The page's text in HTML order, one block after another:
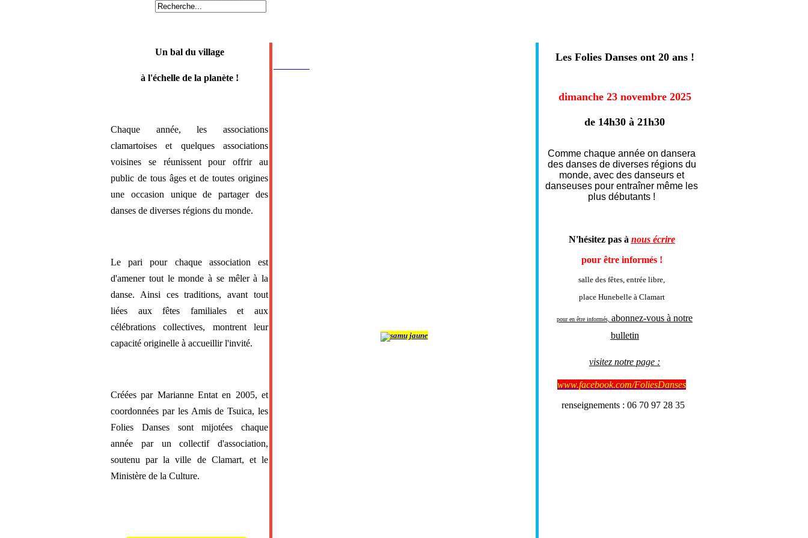
Un bal du village
à l'échelle de la planète !
Chaque année, les associations
clamartoises et quelques associations
voisines se réunissent pour offrir au
public de tous âges et de toutes origines
une occasion unique de partager des
danses de diverses régions du monde.
Le pari pour chaque association est
d'amener tout le monde à se mêler à la
danse. Ainsi ces traditions, avant tout
liées aux fêtes familiales et aux
célébrations collectives, montrent leur
capacité originelle à accueillir l'invité.
Créées par Marianne Entat en 2005, et
coordonnées par les Amis de Tsuica, les
Folies Danses sont mijotées chaque
année par un collectif d'association,
soutenu par la ville de Clamart, et le
Ministère de la Culture.
Les Folies Danses ont 20 ans !
dimanche 23 novembre 2025
de 14h30 à 21h30
Comme chaque année on dansera
des danses de diverses régions du
monde, avec des danseurs et
danseuses pour entraîner même les
plus débutants !
N'hésitez pas à nous écrire
pour être informés !
salle des fêtes, entrée libre,
place Hunebelle à Clamart
pour en être informés, abonnez-vous à notre
bulletin
visitez notre page :
www.facebook.com/FoliesDanses
renseignements : 06 70 97 28 35